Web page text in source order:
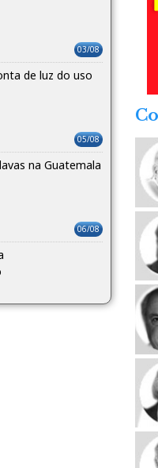
03/08
de luz do uso
05/08
na Guatemala
06/08